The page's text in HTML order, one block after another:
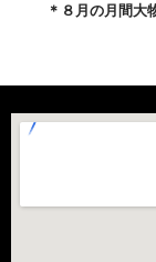
＊８月の月間大